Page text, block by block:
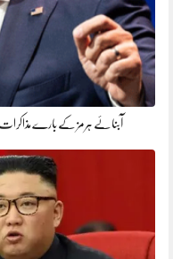
آبنائے ہرمز کے بارے